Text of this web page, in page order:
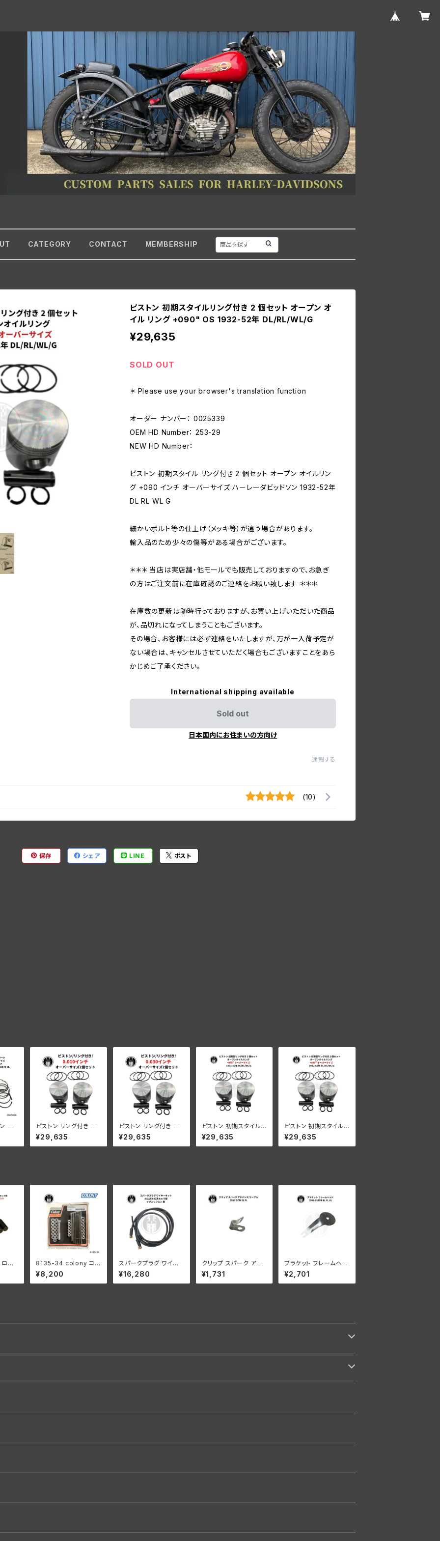
CATEGORY CONTACT MEMBERSHIP
ピストン 初期スタイルリング付き 2 個セット オープン オ
イル リング +090" OS 1932-52年 DL/RL/WL/G
¥29,635
SOLD OUT
＊ Please use your browser's translation function
オーダー ナンバー： 0025339
OEM HD Number： 253-29
NEW HD Number：
ピストン 初期スタイル リング付き 2 個セット オープン オイルリン
グ +090 インチ オーバーサイズ ハーレーダビッドソン 1932-52年
DL RL WL G
細かいボルト等の仕上げ（メッキ等）が違う場合があります。
輸入品のため少々の傷等がある場合がございます。
＊＊＊ 当店は実店舗・他モールでも販売しておりますので、お急ぎ
の方はご注文前に在庫確認のご連絡をお願い致します ＊＊＊
在庫数の更新は随時行っておりますが、お買い上げいただいた商品
が、品切れになってしまうこともございます。
その場合、お客様には必ず連絡をいたしますが、万が一入荷予定が
ない場合は、キャンセルさせていただく場合もございますことをあら
かじめご了承ください。
International shipping available
Sold out
日本国内にお住まいの方向け
通報する
(10)
保存 シェア LINE ポスト
リ
VL 1
ピストン リング付き .01
0”オーバーサイズ 2個
セット
¥29,635
ピストン リング付き .03
0”オーバーサイズ 2個
セット
¥29,635
ピストン 初期スタイルリ
ング付き 2 個セット オ
ープン オイル リング +
050" OS 1932-52年
¥29,635
ピストン 初期スタイルリ
ング付き 2 個セット オ
ープン オイル リング +
060" OS 1932-52年
¥29,635
ー
ダビ
8135-34 colony コロ
ニー カドミメッキ ファス
ナー モーターケース キ
ット ハーレーダビッドソ
¥8,200
スパークプラグ ワイヤ
ーキット ねじ込み式 真
ちゅう製 イグニッション
黒 ハーレーダビッドソ
¥16,280
クリップ スパーク アド
バンス ケーブル ハーレ
ーダビッドソン 1937-5
7年 EL FL
¥1,731
ブラケット フレームヘッ
ド ステアリングダンパー
ハーレー 1941-1945
年 EL FL UL
¥2,701